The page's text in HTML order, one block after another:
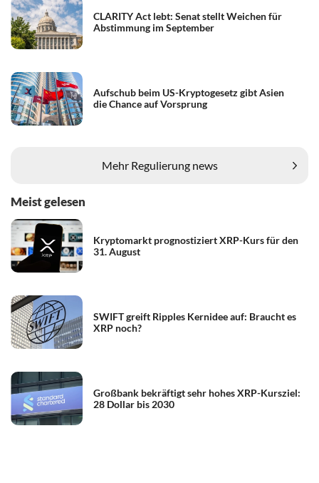
CLARITY Act lebt: Senat stellt Weichen für
Abstimmung im September
Aufschub beim US-Kryptogesetz gibt Asien
die Chance auf Vorsprung
Mehr Regulierung news
Meist gelesen
Kryptomarkt prognostiziert XRP-Kurs für den
31. August
SWIFT greift Ripples Kernidee auf: Braucht es
XRP noch?
Großbank bekräftigt sehr hohes XRP-Kursziel:
28 Dollar bis 2030